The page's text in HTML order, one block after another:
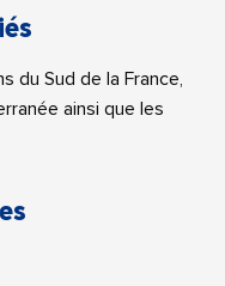
du Sud de la France,
ainsi que les